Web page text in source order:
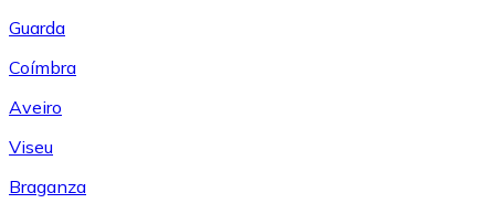
Guarda
Coímbra
Aveiro
Viseu
Braganza